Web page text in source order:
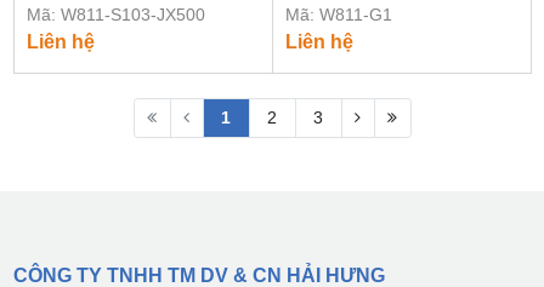
Mã: W811-S103-JX500
Liên hệ
Mã: W811-G1
Liên hệ
1 2 3
CÔNG TY TNHH TM DV & CN HẢI HƯNG